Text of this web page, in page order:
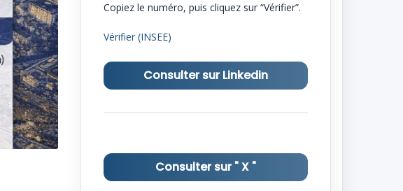
Copiez le numéro, puis cliquez sur “Vérifier”.
Vérifier (INSEE)
Consulter sur Linkedin
Consulter sur " X "